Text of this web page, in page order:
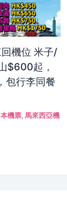
機位 米子/
$600起，
包行李同餐
機票, 馬來西亞機